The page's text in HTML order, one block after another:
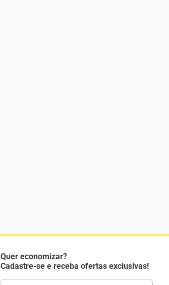
Quer economizar?
Cadastre-se e receba ofertas exclusivas!